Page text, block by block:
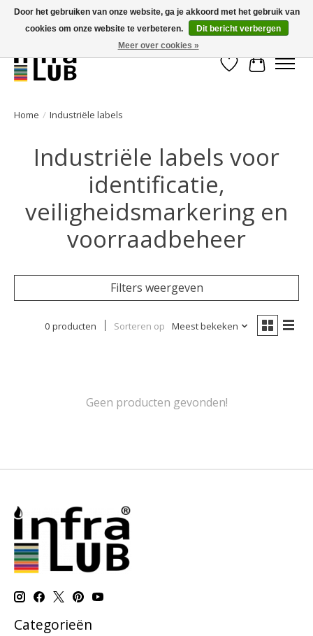
Minder stilstand, meer rendement!
Verlanglijst
Home / Industriële labels
Industriële labels voor
identificatie,
veiligheidsmarkering en
voorraadbeheer
Filters weergeven
0 producten Sorteren op Meest bekeken
Geen producten gevonden!
Categorieën
Door het gebruiken van onze website, ga je akkoord met het gebruik van
cookies om onze website te verbeteren.
Dit bericht verbergen
Meer over cookies »